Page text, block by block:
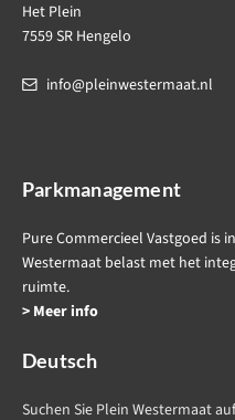
Het Plein
7559 SR Hengelo
info@pleinwestermaat.nl
Parkmanagement
Pure Commercieel Vastgoed is
Westermaat belast met het
ruimte.
> Meer info
Deutsch
Suchen Sie Plein Westermaat